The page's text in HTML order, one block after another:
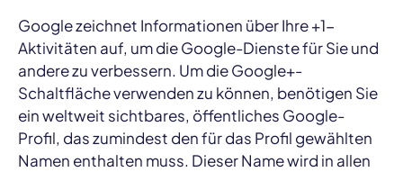
Google zeichnet Informationen über Ihre +1-
Aktivitäten auf, um die Google-Dienste für Sie und
andere zu verbessern. Um die Google+-
Schaltfläche verwenden zu können, benötigen Sie
ein weltweit sichtbares, öffentliches Google-
Profil, das zumindest den für das Profil gewählten
Namen enthalten muss. Dieser Name wird in allen